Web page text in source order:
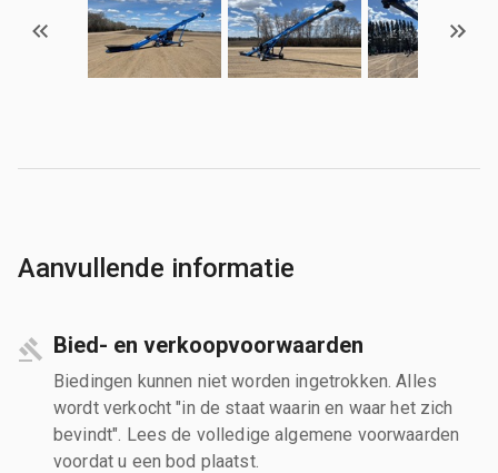
Aanvullende informatie
Bied- en verkoopvoorwaarden
Biedingen kunnen niet worden ingetrokken. Alles
wordt verkocht "in de staat waarin en waar het zich
bevindt". Lees de volledige algemene voorwaarden
voordat u een bod plaatst.